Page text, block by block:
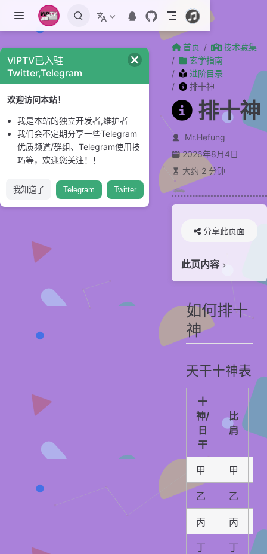
跳至主要內容
首页
技术藏集
玄学指南
进阶目录
排十神
排十神
Mr.Hefung
2026年8月4日
大约 2 分钟
分享此页面
此页内容
如何排十神
天干十神表
地支十神表
地支所藏表
人元力量分析
贡献者
如何排十
神
天干十神表
十
神/
日
干
比
肩
甲 甲
乙 乙
丙 丙
丁 丁
VIPTV已入驻
Twitter,Telegram
欢迎访问本站！
我是本站的独立开发者,维护者
我们会不定期分享一些Telegram
优质频道/群组、Telegram使用技
巧等，欢迎您关注！！
我知道了 Telegram Twitter